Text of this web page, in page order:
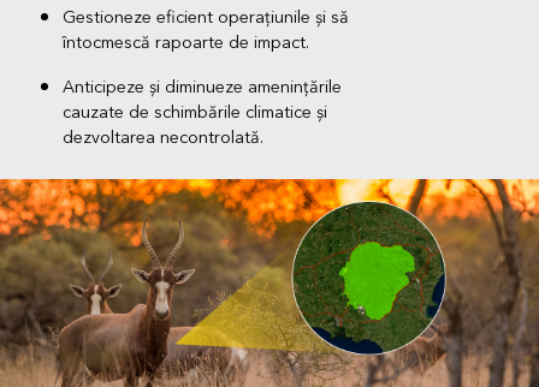
Gestioneze eficient operațiunile și să
întocmescă rapoarte de impact.
Anticipeze și diminueze amenințările
cauzate de schimbările climatice și
dezvoltarea necontrolată.